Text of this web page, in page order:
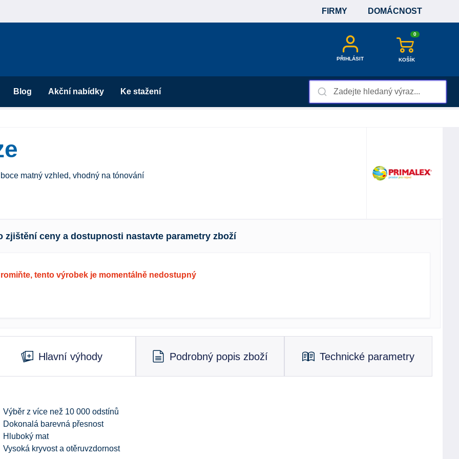
FIRMY DOMÁCNOST
PŘIHLÁSIT
0
KOŠÍK
Blog Akční nabídky Ke stažení
matný vzhled, vhodný na tónování
zjištění ceny a dostupnosti nastavte parametry zboží
tento výrobek je momentálně nedostupný
Hlavní výhody Podrobný popis zboží Technické parametry
Výběr z více než 10 000 odstínů
Dokonalá barevná přesnost
Hluboký mat
Vysoká kryvost a otěruvzdornost